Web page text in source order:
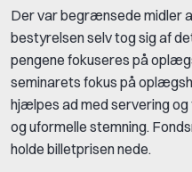
Der var begrænsede midler
bestyrelsen selv tog sig af
pengene fokuseres på
seminarets fokus på
hjælpes ad med servering og
og uformelle stemning.
holde billetprisen nede.